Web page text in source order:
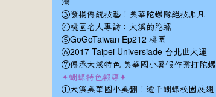
灣
③發揚傳統技藝！美華陀螺隊絕技非凡
④桃園名人專訪：大溪的陀螺
⑤GoGoTaiwan Ep212 桃園
⑥2017 Taipei Universiade 台北世大運
⑦傳承大溪特色 美華國小暑假作業打陀螺
✦蝴蝶特色報導✦
①大溪美華國小美翻！逾千蝴蝶校園展翅